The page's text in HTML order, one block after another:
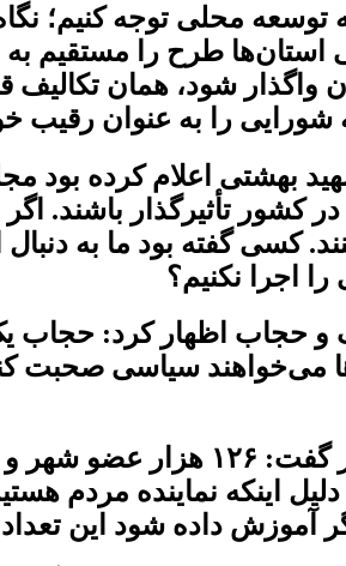
توسعه محلی توجه کنیم؛
طرح را مستقیم
واگذار شود، همان
را به عنوان رقیب
بهشتی اعلام کرده بود
در کشور تأثیرگذار
کسی گفته بود ما به
اجرا نکنیم؟
و حجاب اظهار کرد:
می‌خواهند سیاسی صحبت
دلیل اینکه نماینده
آموزش داده شود این